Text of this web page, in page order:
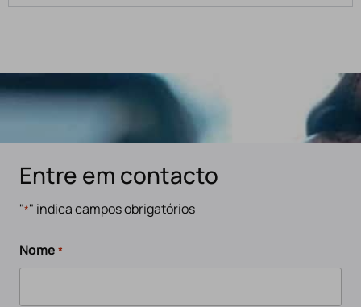
Entre em contacto
"*" indica campos obrigatórios
Nome *